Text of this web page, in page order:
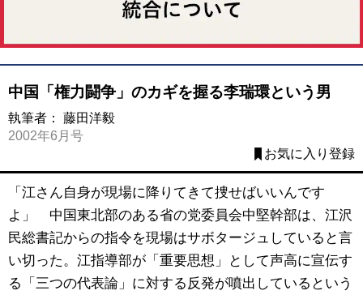
中国「権力闘争」のカギを握る李瑞環という男
執筆者： 藤田洋毅
2002年6月号
お気に入り登録
「江さん自身が現場に降りてきて捜せばいいんです
よ」 中国東北部のある省の党委員会中堅幹部は、江沢
民総書記からの指令を現場はサボタージュしていると言
い切った。江指導部が「重要思想」として声高に宣伝す
る「三つの代表論」に対する反発が噴出しているという